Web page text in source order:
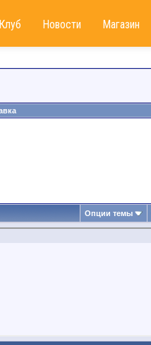
Новости Магазин
Опции темы